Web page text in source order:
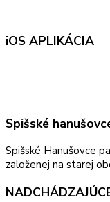
iOS APLIKÁCIA
Spišské
Spišské Hanušovce
založenej na starej